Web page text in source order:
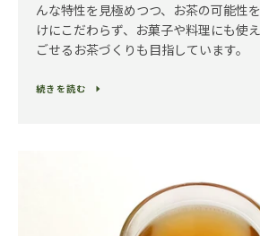
んな特性を見極めつつ、お茶の可能性
けにこだわらず、お菓子や料理にも使
ごせるお茶づくりも目指しています。
続きを読む